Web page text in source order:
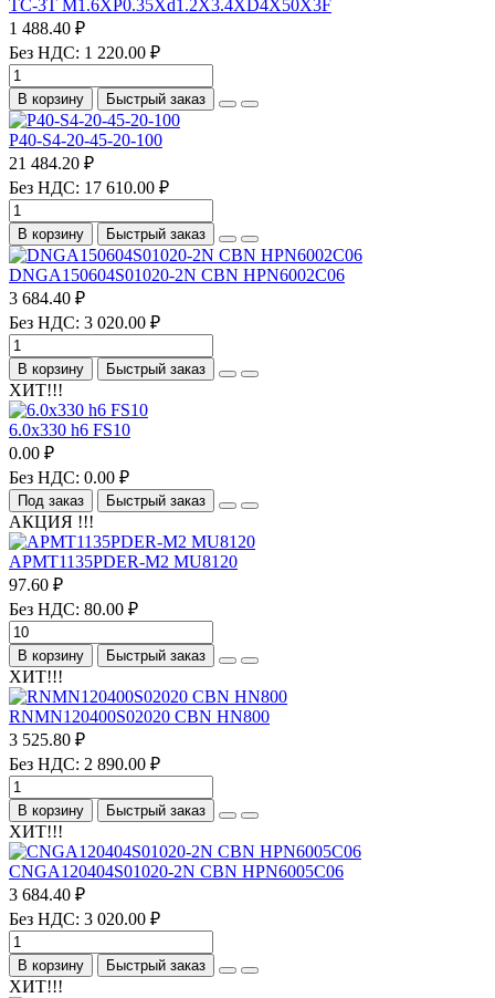
TC-3T M1.6XP0.35Xd1.2X3.4XD4X50X3F
1 488.40 ₽
Без НДС: 1 220.00 ₽
В корзину Быстрый заказ
P40-S4-20-45-20-100
21 484.20 ₽
Без НДС: 17 610.00 ₽
В корзину Быстрый заказ
DNGA150604S01020-2N CBN HPN6002C06
3 684.40 ₽
Без НДС: 3 020.00 ₽
В корзину Быстрый заказ
ХИТ!!!
6.0х330 h6 FS10
0.00 ₽
Без НДС: 0.00 ₽
Под заказ Быстрый заказ
АКЦИЯ !!!
APMT1135PDER-M2 MU8120
97.60 ₽
Без НДС: 80.00 ₽
В корзину Быстрый заказ
ХИТ!!!
RNMN120400S02020 CBN HN800
3 525.80 ₽
Без НДС: 2 890.00 ₽
В корзину Быстрый заказ
ХИТ!!!
CNGA120404S01020-2N CBN HPN6005C06
3 684.40 ₽
Без НДС: 3 020.00 ₽
В корзину Быстрый заказ
ХИТ!!!